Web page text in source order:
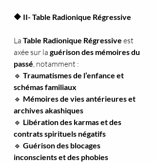
🔶 II- Table Radionique Régressive
La Table Radionique Régressive est
axée sur la guérison des mémoires du
passé , notamment :
🔹 Traumatismes de l’enfance et
schémas familiaux
🔹 Mémoires de vies antérieures et
archives akashiques
🔹 Libération des karmas et des
contrats spirituels négatifs
🔹 Guérison des blocages
inconscients et des phobies